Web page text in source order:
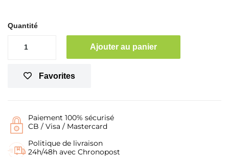
Quantité
Ajouter au panier
Favorites
Paiement 100% sécurisé
CB / Visa / Mastercard
Politique de livraison
24h/48h avec Chronopost